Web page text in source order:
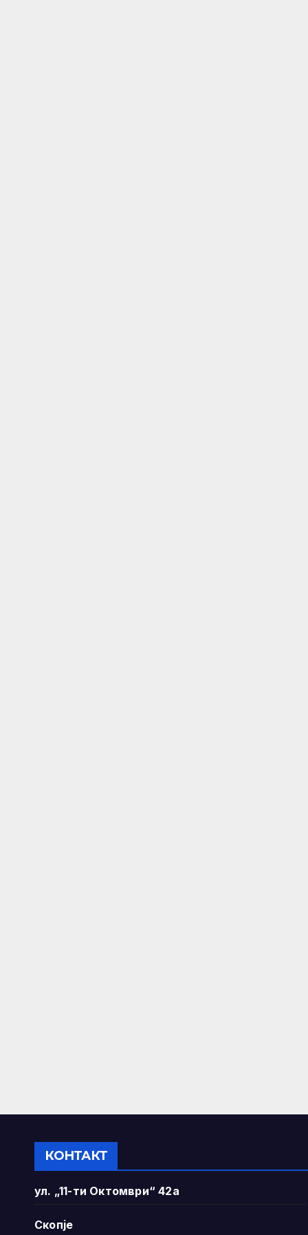
КОНТАКТ
ул. „11-ти Октомври“ 42а
Скопје